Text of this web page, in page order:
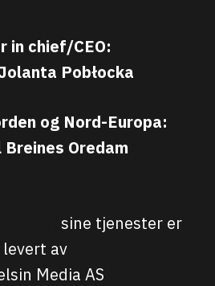
in chief/CEO:
Pobłocka
og Nord-Europa:
Breines Oredam
sine tjenester er
levert av
Media AS